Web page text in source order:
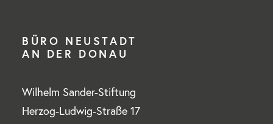
BÜRO NEUSTADT
AN DER DONAU
Wilhelm Sander-Stiftung
Herzog-Ludwig-Straße 17